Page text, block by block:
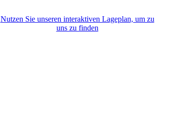
Nutzen Sie unseren interaktiven La­ge­plan, um zu
uns zu finden